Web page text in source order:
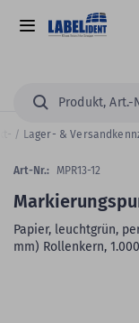
Hauptinhalt
springen
Alle
Suchen...
/ Lager- &
Papier, leuchtgrün,
mm) Rollenkern,
Art-Nr.: MPR13-12